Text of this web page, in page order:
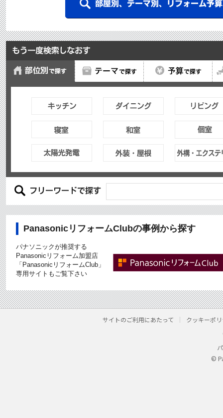
PanasonicリフォームClubの事例から探す
パナソニックが推奨する
Panasonicリフォーム加盟店
「PanasonicリフォームClub」
専用サイトもご覧下さい
サイトのご利用にあたって クッキーポ
©